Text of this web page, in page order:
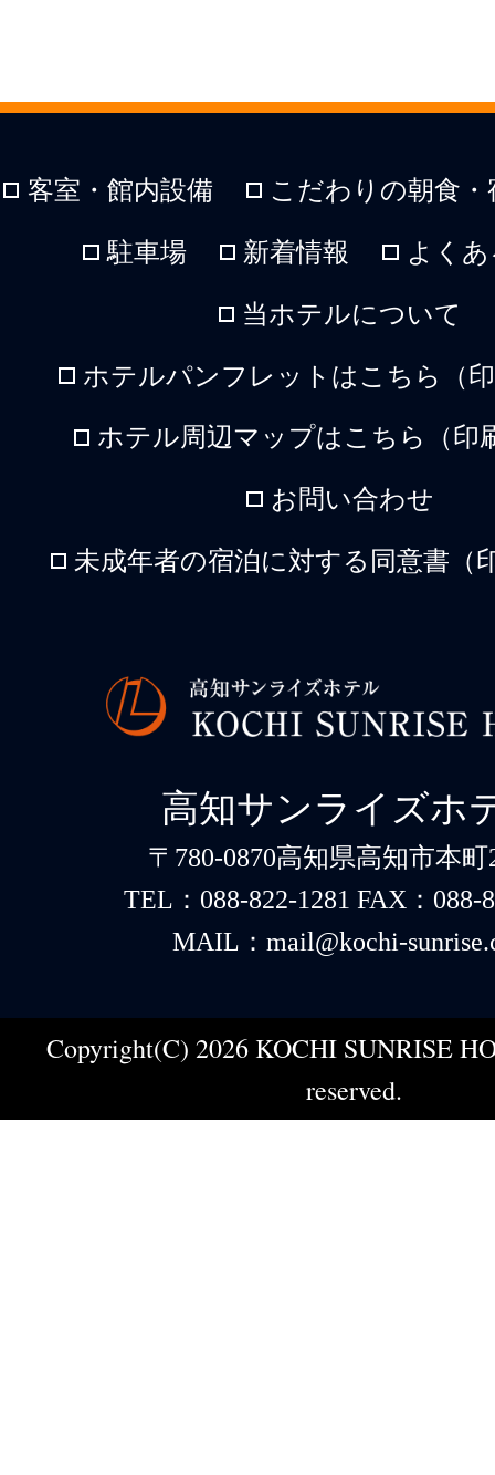
客室・館内設備 こだわりの朝食
駐車場 新着情報 よく
当ホテルについて
ホテルパンフレットはこちら（
ホテル周辺マップはこちら（印
お問い合わせ
未成年者の宿泊に対する同意書（
高知サンライズホ
〒780-0870高知県高知市本町
TEL：088-822-1281 FAX：088-
MAIL：mail@kochi-
Copyright(C) 2026 KOCHI SUNRISE
reserved.